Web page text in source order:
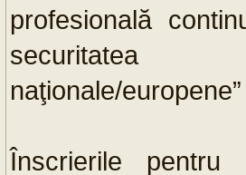
profesională
securitatea
naţionale/europene”
Înscrierile